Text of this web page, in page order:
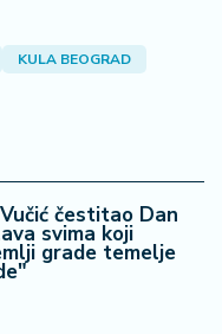
KULA BEOGRAD
čestitao Dan
svima koji
grade temelje